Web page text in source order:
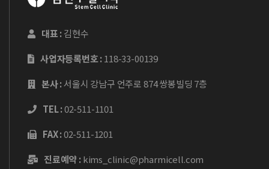
대표 :김현수
사업자등록번호 :118-33-00139
본사 :서울시 강남구 언주로 874 쌍봉빌딩 7층
TEL :02-511-1101
FAX :02-511-1201
진료예약 :kims_clinic@pharmicell.com